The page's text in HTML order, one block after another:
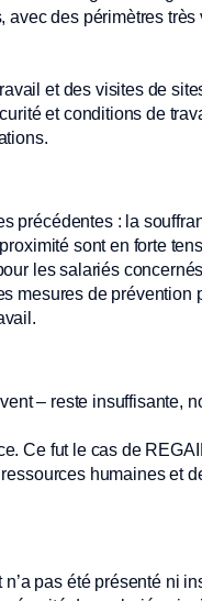
des périmètres
et des visites de
et conditions de
précédentes : la
sont en forte
les salariés
mesures de prévention
– reste insuffisante,
Ce fut le cas de
humaines et
pas été présenté ni